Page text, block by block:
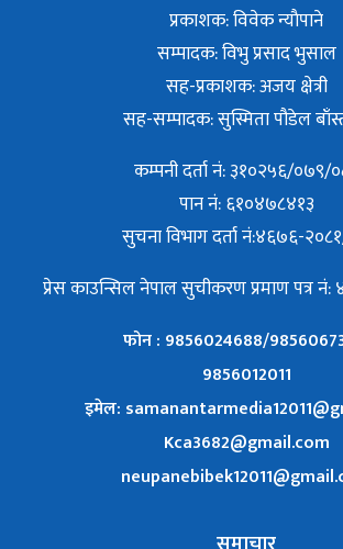
प्रकाशक: विवेक न्याैपाने
सम्पादक: विभु प्रसाद भुसाल
सह-प्रकाशक: अजय क्षेत्री
सह-सम्पादक: सुस्मिता पौडेल
कम्पनी दर्ता नं: ३१०२५६/०७९/
पान नं: ६१०४७८४१३
सुचना विभाग दर्ता नं:४६७६-
प्रेस काउन्सिल नेपाल सुचीकरण प्रमाण पत्र
फोन : 9856024688/
9856012011
इमेल:
Kca3682@gmail.com